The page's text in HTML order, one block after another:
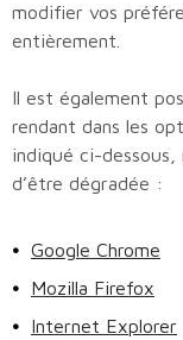
modifier vos
entièrement.
Il est également
rendant dans les
indiqué ci-
d’être dégradée :
Google Chrome
Mozilla Firefox
Internet Explorer